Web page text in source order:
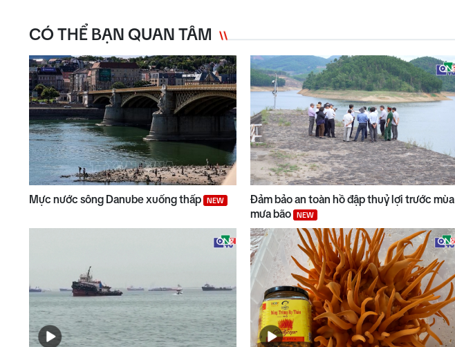
CÓ THỂ BẠN QUAN TÂM
Mực nước sông Danube xuống thấp NEW
Đảm bảo an toàn hồ đập thuỷ lợi trước mùa
mưa bão
NEW